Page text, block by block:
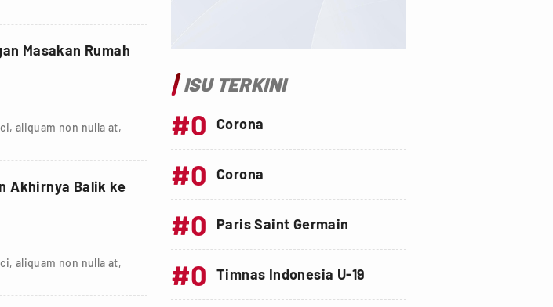
Masakan Rumah
aliquam non nulla at,
Akhirnya Balik ke
aliquam non nulla at,
ISU TERKINI
#0 Corona
#0 Corona
#0 Paris Saint Germain
#0 Timnas Indonesia U-19